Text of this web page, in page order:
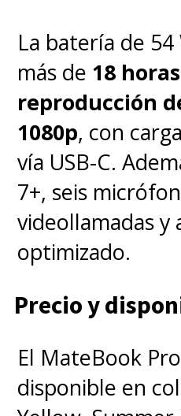
La batería de
más de 18
reproducción
1080p, con
vía USB-C.
7+, seis
videollamadas y
optimizado.
Precio y
El MateBook
disponible en